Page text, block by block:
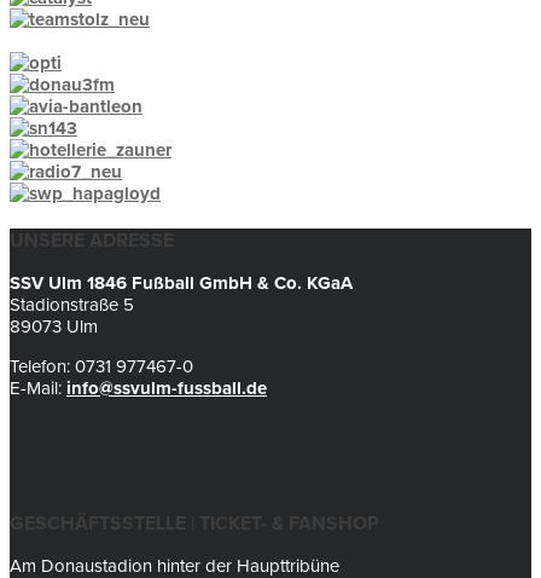
UNSERE ADRESSE
SSV Ulm 1846 Fußball GmbH & Co. KGaA
Stadionstraße 5
89073 Ulm
Telefon: 0731 977467-0
E-Mail: info@ssvulm-fussball.de
GESCHÄFTSSTELLE | TICKET- & FANSHOP
Am Donaustadion hinter der Haupttribüne